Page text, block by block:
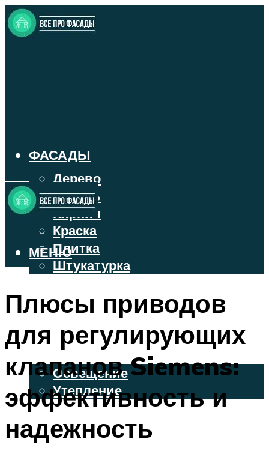
ФАСАДЫ
Дерево
Камень
Кирпич
Краска
Плитка
Штукатурка
ФАСАДНЫЙ САЙДИНГ
ОСВЕЩЕНИЕ И УТЕПЛЕНИЕ
Освещение
Утепление
ДЕКОР
МЕНЮ
Плюсы приводов
для регулирующих
клапанов Siemens:
эффективность и
надежность